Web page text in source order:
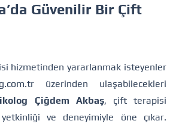
Güvenilir Bir Çift
hizmetinden yararlanmak isteyenler
üzerinden ulaşabilecekleri
Çiğdem Akbaş, çift terapisi
ve deneyimiyle öne çıkar.